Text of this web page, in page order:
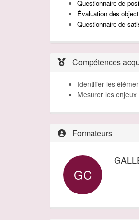
Questionnaire de
Évaluation des
Questionnaire de
Compétences
Identifier les
Mesurer les
Formateurs
GC